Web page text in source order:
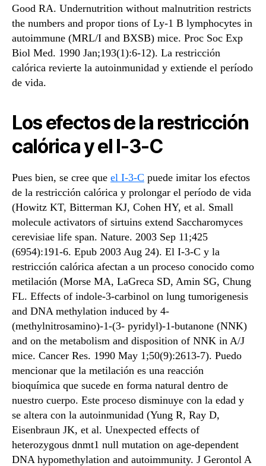
Good RA. Undernutrition without malnutrition restricts
the numbers and propor tions of Ly-1 B lymphocytes in
autoimmune (MRL/I and BXSB) mice. Proc Soc Exp
Biol Med. 1990 Jan;193(1):6-12). La restricción
calórica revierte la autoinmunidad y extiende el período
de vida.
Los efectos de la restricción
calórica y el I-3-C
Pues bien, se cree que el I-3-C puede imitar los efectos
de la restricción calórica y prolongar el período de vida
(Howitz KT, Bitterman KJ, Cohen HY, et al. Small
molecule activators of sirtuins extend Saccharomyces
cerevisiae life span. Nature. 2003 Sep 11;425
(6954):191-6. Epub 2003 Aug 24). El I-3-C y la
restricción calórica afectan a un proceso conocido como
metilación (Morse MA, LaGreca SD, Amin SG, Chung
FL. Effects of indole-3-carbinol on lung tumorigenesis
and DNA methylation induced by 4-
(methylnitrosamino)-1-(3- pyridyl)-1-butanone (NNK)
and on the metabolism and disposition of NNK in A/J
mice. Cancer Res. 1990 May 1;50(9):2613-7). Puedo
mencionar que la metilación es una reacción
bioquímica que sucede en forma natural dentro de
nuestro cuerpo. Este proceso disminuye con la edad y
se altera con la autoinmunidad (Yung R, Ray D,
Eisenbraun JK, et al. Unexpected effects of
heterozygous dnmt1 null mutation on age-dependent
DNA hypomethylation and autoimmunity. J Gerontol A